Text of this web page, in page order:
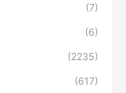
(7)
(6)
(2235)
(617)